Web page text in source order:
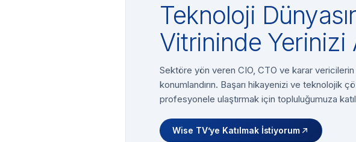
Teknoloji
Vitrininde Yerinizi
Sektöre yön veren CIO, CTO ve karar vericilerin
konumlandırın. Başarı hikayenizi ve teknolojik
profesyonele ulaştırmak için topluluğumuza
Wise TV’ye Katılmak İstiyorum